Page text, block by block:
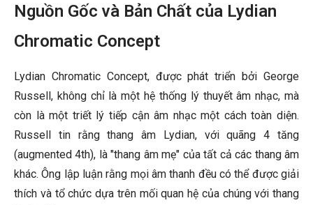
Nguồn Gốc và Bản Chất của Lydian
Chromatic Concept
Lydian Chromatic Concept, được phát triển bởi George
Russell, không chỉ là một hệ thống lý thuyết âm nhạc, mà
còn là một triết lý tiếp cận âm nhạc một cách toàn diện.
Russell tin rằng thang âm Lydian, với quãng 4 tăng
(augmented 4th), là "thang âm mẹ" của tất cả các thang âm
khác. Ông lập luận rằng mọi âm thanh đều có thể được giải
thích và tổ chức dựa trên mối quan hệ của chúng với thang